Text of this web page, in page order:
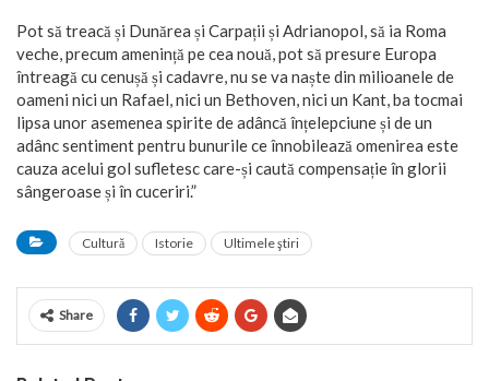
Pot să treacă și Dunărea și Carpații și Adrianopol, să ia Roma
veche, precum amenință pe cea nouă, pot să presure Europa
întreagă cu cenușă și cadavre, nu se va naște din milioanele de
oameni nici un Rafael, nici un Bethoven, nici un Kant, ba tocmai
lipsa unor asemenea spirite de adâncă înțelepciune și de un
adânc sentiment pentru bunurile ce înnobilează omenirea este
cauza acelui gol sufletesc care-și caută compensație în glorii
sângeroase și în cuceriri.”
Cultură Istorie Ultimele ştiri
Share